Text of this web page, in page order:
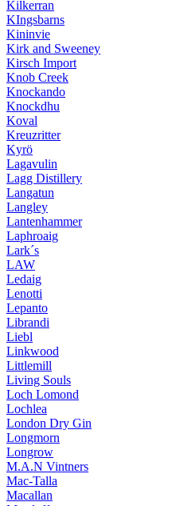
Kilkerran
KIngsbarns
Kininvie
Kirk and Sweeney
Kirsch Import
Knob Creek
Knockando
Knockdhu
Koval
Kreuzritter
Kyrö
Lagavulin
Lagg Distillery
Langatun
Langley
Lantenhammer
Laphroaig
Lark´s
LAW
Ledaig
Lenotti
Lepanto
Librandi
Liebl
Linkwood
Littlemill
Living Souls
Loch Lomond
Lochlea
London Dry Gin
Longmorn
Longrow
M.A.N Vintners
Mac-Talla
Macallan